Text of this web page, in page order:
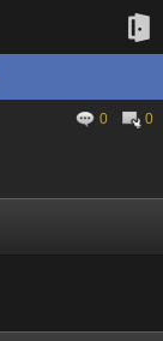
0 0